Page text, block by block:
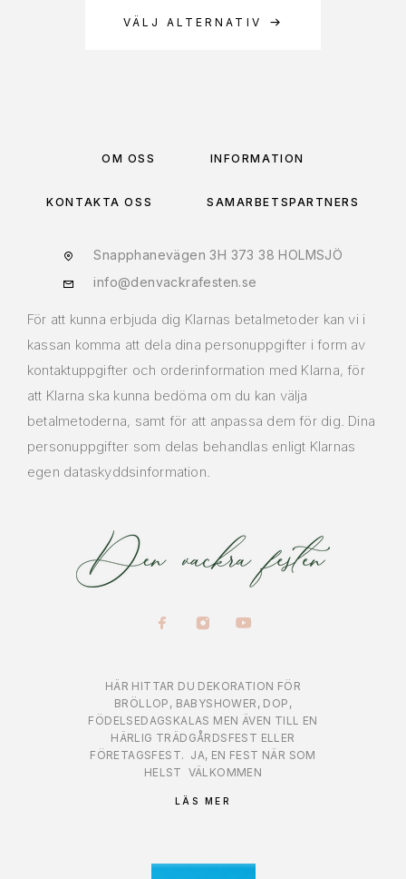
VÄLJ ALTERNATIV
OM OSS INFORMATION
KONTAKTA OSS SAMARBETSPARTNERS
Snapphanevägen 3H 373 38 HOLMSJÖ
info@denvackrafesten.se
För att kunna erbjuda dig Klarnas betalmetoder kan vi i
kassan komma att dela dina personuppgifter i form av
kontaktuppgifter och orderinformation med Klarna, för
att Klarna ska kunna bedöma om du kan välja
betalmetoderna, samt för att anpassa dem för dig. Dina
personuppgifter som delas behandlas enligt Klarnas
egen dataskyddsinformation.
HÄR HITTAR DU DEKORATION FÖR
BRÖLLOP, BABYSHOWER, DOP,
FÖDELSEDAGSKALAS MEN ÄVEN TILL EN
HÄRLIG TRÄDGÅRDSFEST ELLER
FÖRETAGSFEST. JA, EN FEST NÄR SOM
HELST VÄLKOMMEN
LÄS MER